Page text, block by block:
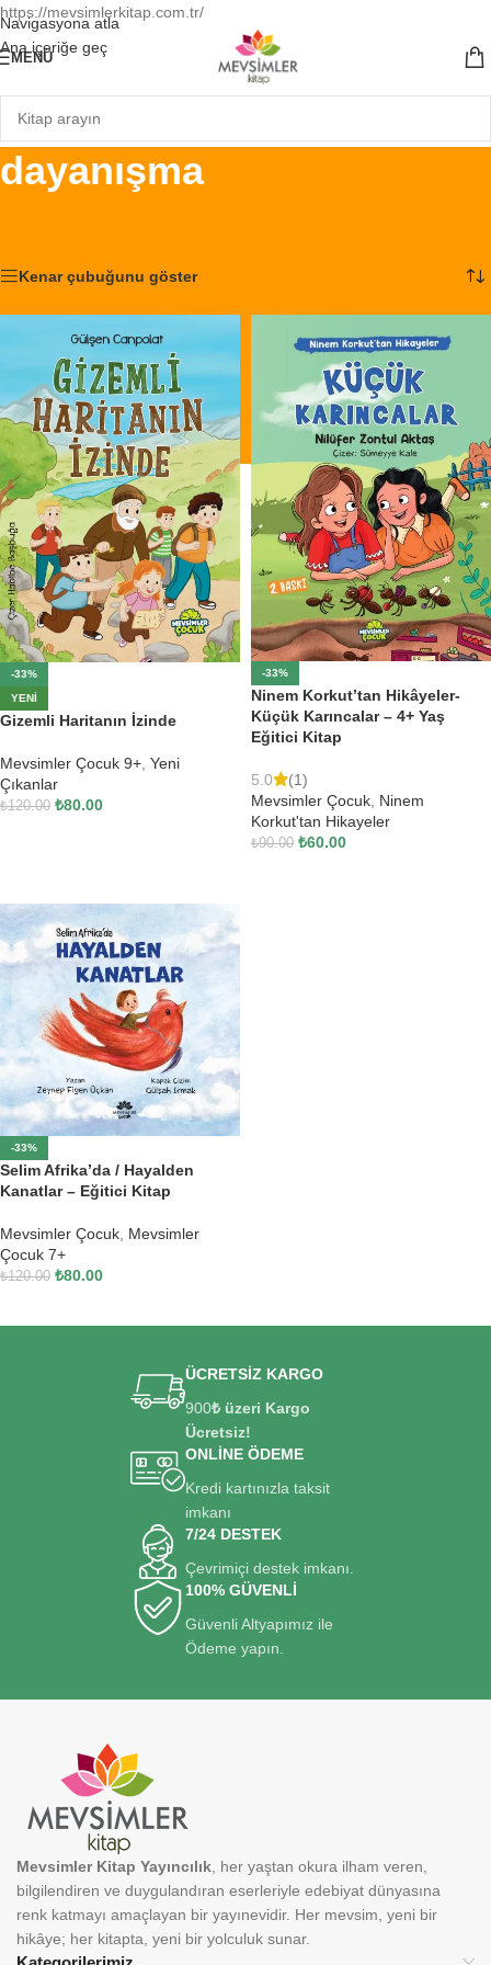
https://mevsimlerkitap.com.tr/
Navigasyona atla
Ana içeriğe geç
MENÜ
dayanışma
Kenar çubuğunu göster
-33%
YENI
Gizemli Haritanın İzinde
Mevsimler Çocuk 9+ Yeni
Çıkanlar
₺120.00 ₺80.00
-33%
Ninem Korkut’tan Hikâyeler-
Küçük Karıncalar – 4+ Yaş
Eğitici Kitap
5.0
(1)
Mevsimler Çocuk Ninem
Korkut'tan Hikayeler
₺90.00 ₺60.00
-33%
Selim Afrika’da / Hayalden
Kanatlar – Eğitici Kitap
Mevsimler Çocuk Mevsimler
Çocuk 7+
₺120.00 ₺80.00
ÜCRETSİZ KARGO
900₺ üzeri Kargo
Ücretsiz!
ONLİNE ÖDEME
Kredi kartınızla taksit
imkanı
7/24 DESTEK
Çevrimiçi destek imkanı.
100% GÜVENLİ
Güvenli Altyapımız ile
Ödeme yapın.
Mevsimler Kitap Yayıncılık , her yaştan okura ilham veren,
bilgilendiren ve duygulandıran eserleriyle edebiyat dünyasına
renk katmayı amaçlayan bir yayınevidir. Her mevsim, yeni bir
hikâye; her kitapta, yeni bir yolculuk sunar.